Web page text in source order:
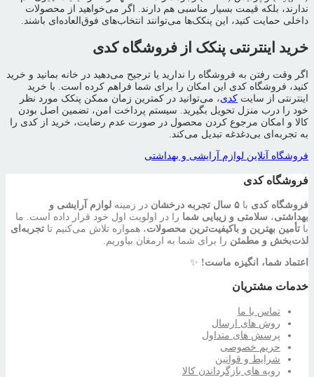
ندارند، بلکه قیمت بسیار مناسبی هم دارند. اگر می‌خواهید از محصولات
داخلی حمایت کنید، این پنکک‌ها می‌توانند انتخاب‌های فوق‌العاده‌ای باشند.
خرید اینترنتی پنکک از فروشگاه کدی
اگر وقت رفتن به فروشگاه را ندارید یا ترجیح می‌دهید در خانه بمانید و خرید
کنید، فروشگاه کدی این امکان را برای شما فراهم کرده است. با خرید
اینترنتی از سایت کدی، می‌توانید در کمترین زمان ممکن پنکک مورد نظر
خود را درب منزل تحویل بگیرید. سیستم پرداخت امن، تضمین اصل بودن
کالا و امکان مرجوع کردن محصول در صورت عدم رضایت، خرید از کدی را
به تجربه‌ای بی‌دغدغه تبدیل می‌کند.
فروشگاه آنلاین لوازم آرایشی و بهداشتی
فروشگاه کدی
فروشگاه کدی با ۵ سال تجربه درخشان در زمینه لوازم آرایشی و
بهداشتی، سلامتی و زیبایی شما را در اولویت اول خود قرار داده است. ما
با تأمین بهترین و باکیفیت‌ترین محصولات، همواره تلاش می‌کنیم تا تجربه‌ای
لذت‌بخش و مطمئن را برای شما به ارمغان بیاوریم.
اعتماد شما، انگیزه ماست! ✨
خدمات مشتریان
تماس با ما
روش های ارسال
پرسش های متداول
حریم خصوصی
شرایط و قوانین
رویه های بازگرداندن کالا